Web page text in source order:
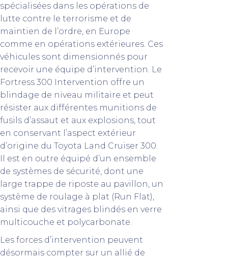
spécialisées dans les opérations de
lutte contre le terrorisme et de
maintien de l’ordre, en Europe
comme en opérations extérieures. Ces
véhicules sont dimensionnés pour
recevoir une équipe d’intervention. Le
Fortress 300 Intervention offre un
blindage de niveau militaire et peut
résister aux différentes munitions de
fusils d’assaut et aux explosions, tout
en conservant l’aspect extérieur
d’origine du Toyota Land Cruiser 300.
Il est en outre équipé d’un ensemble
de systèmes de sécurité, dont une
large trappe de riposte au pavillon, un
système de roulage à plat (Run Flat),
ainsi que des vitrages blindés en verre
multicouche et polycarbonate.
Les forces d’intervention peuvent
désormais compter sur un allié de